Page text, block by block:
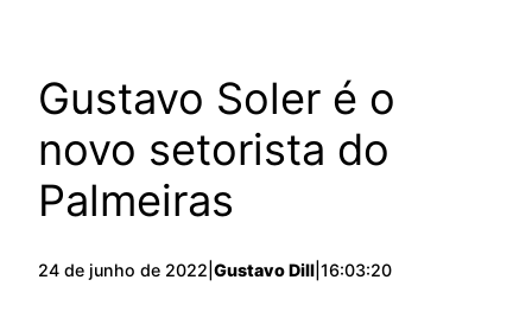
Gustavo Soler é o
novo setorista do
Palmeiras
24 de junho de 2022 Gustavo Dill 16:03:20